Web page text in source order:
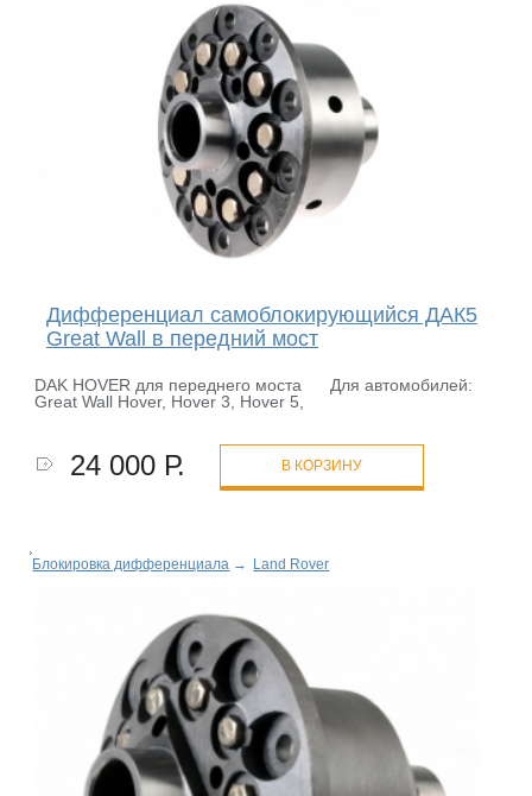
Дифференциал самоблокирующийся ДАК5
Great Wall в передний мост
DAK HOVER для переднего моста Для автомобилей:
Great Wall Hover, Hover 3, Hover 5,
24 000 Р. В КОРЗИНУ
Блокировка дифференциала → Land Rover